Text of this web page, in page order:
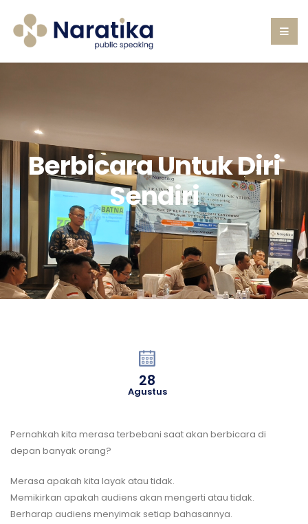
Berbicara Untuk Diri
Sendiri
28
Agustus
Pernahkah kita merasa terbebani saat akan berbicara di
depan banyak orang?
Merasa apakah kita layak atau tidak.
Memikirkan apakah audiens akan mengerti atau tidak.
Berharap audiens menyimak setiap bahasannya.